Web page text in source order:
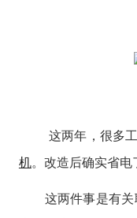
这两年，很多
机。改造后确实省电
这两件事是有关